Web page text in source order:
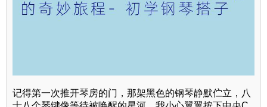
记得第一次推开琴房的门，那架黑色的钢琴静默伫立，八